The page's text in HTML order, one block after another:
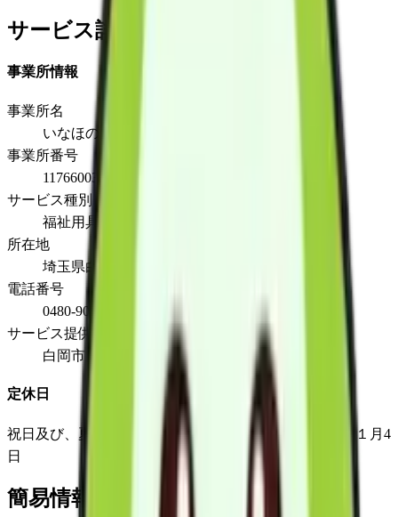
サービス詳細
事業所情報
事業所名
いなほの福祉用具
事業所番号
1176600359
サービス種別
福祉用具販売
所在地
埼玉県白岡市西3-5-1
電話番号
0480-90-1745
サービス提供地域
白岡市内
定休日
祝日及び、夏季休暇（8/13～8/16）、１２月２９日から１月4
日
簡易情報